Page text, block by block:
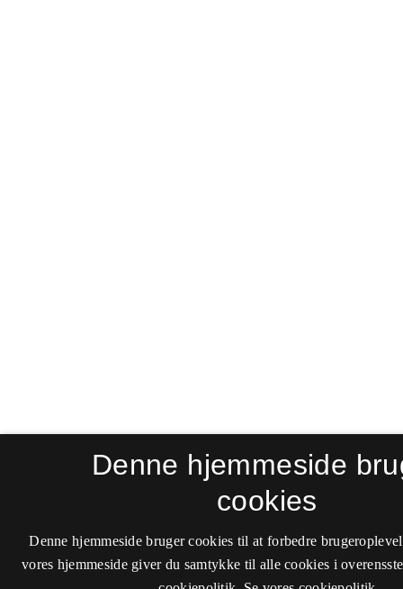
Denne hjemmeside
cookies
Denne hjemmeside bruger cookies til at forbedre
vores hjemmeside giver du samtykke til alle cookies i